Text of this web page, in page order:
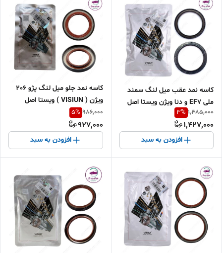
کاسه نمد عقب میل لنگ سمند
ملی EF7 و دنا ویژن ویستا اصل
1,485,000
3%
1,427,000
افزودن به سبد
کاسه نمد جلو میل لنگ پژو 206
ویژن ( VISIUN ) ویستا اصل
SH0233B00
986,000
5%
927,000
افزودن به سبد